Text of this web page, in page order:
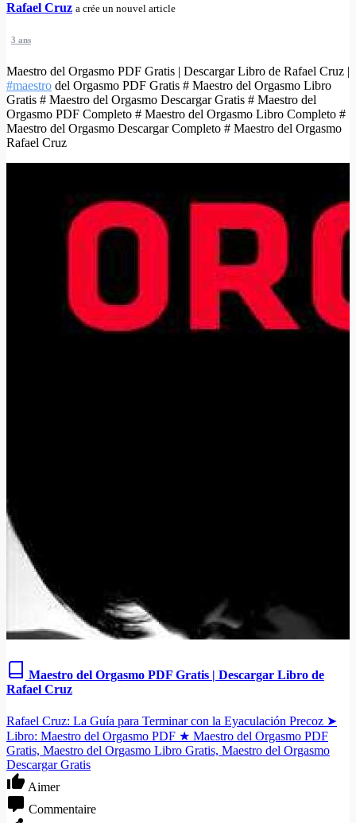
Rafael Cruz a crée un nouvel article
3 ans
Maestro del Orgasmo PDF Gratis | Descargar Libro de Rafael Cruz |
#maestro del Orgasmo PDF Gratis # Maestro del Orgasmo Libro
Gratis # Maestro del Orgasmo Descargar Gratis # Maestro del
Orgasmo PDF Completo # Maestro del Orgasmo Libro Completo #
Maestro del Orgasmo Descargar Completo # Maestro del Orgasmo
Rafael Cruz
Maestro del Orgasmo PDF Gratis | Descargar Libro de
Rafael Cruz
Rafael Cruz: La Guía para Terminar con la Eyaculación Precoz ➤
Libro: Maestro del Orgasmo PDF ★ Maestro del Orgasmo PDF
Gratis, Maestro del Orgasmo Libro Gratis, Maestro del Orgasmo
Descargar Gratis
Aimer
Commentaire